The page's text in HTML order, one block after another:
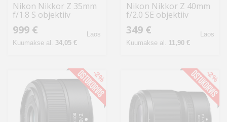
Nikon Nikkor Z 35mm
f/1.8 S objektiiv
999 €
Kuumakse al. 34,05 €
Laos
Nikon Nikkor Z 40mm
f/2.0 SE objektiiv
349 €
Kuumakse al. 11,90 €
Laos
-2% -2%